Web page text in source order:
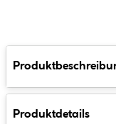
Produktdetails